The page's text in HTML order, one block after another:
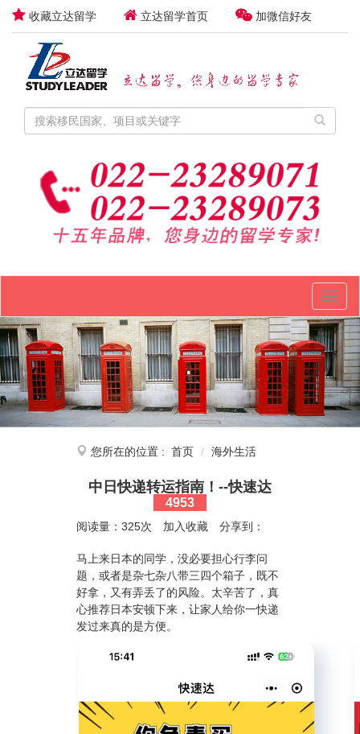
收藏立达留学 立达留学首页 加微信好友
您所在的位置 : 首页 海外生活
中日快递转运指南！--快速达
4953
阅读量：325次 加入收藏 分享到：
马上来日本的同学，没必要担心行李问
题，或者是杂七杂八带三四个箱子，既不
好拿，又有弄丢了的风险。太辛苦了，真
心推荐日本安顿下来，让家人给你一快递
发过来真的是方便。